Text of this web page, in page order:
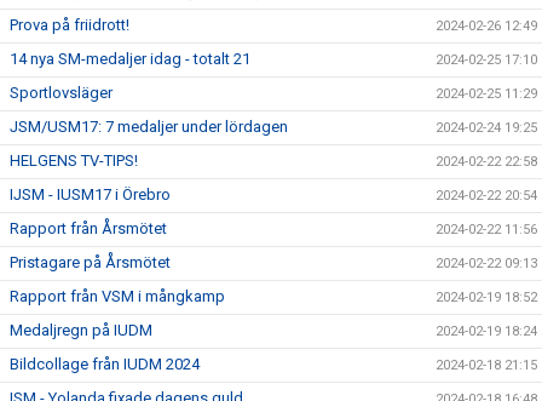
Prova på friidrott! 2024-02-26 12:49
14 nya SM-medaljer idag - totalt 21 2024-02-25 17:10
Sportlovsläger 2024-02-25 11:29
JSM/USM17: 7 medaljer under lördagen 2024-02-24 19:25
HELGENS TV-TIPS! 2024-02-22 22:58
IJSM - IUSM17 i Örebro 2024-02-22 20:54
Rapport från Årsmötet 2024-02-22 11:56
Pristagare på Årsmötet 2024-02-22 09:13
Rapport från VSM i mångkamp 2024-02-19 18:52
Medaljregn på IUDM 2024-02-19 18:24
Bildcollage från IUDM 2024 2024-02-18 21:15